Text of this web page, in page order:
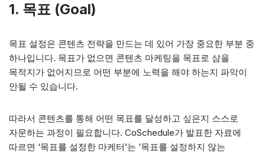
1. 목표 (Goal)
목표 설정은 콘텐츠 전략을 만드는 데 있어 가장 중요한 부분 중
하나입니다. 목표가 없으면 콘텐츠 마케팅을 목표로 삼을
목적지가 없어지므로 어떤 부분에 노력을 해야 하는지 파악이
안될 수 있습니다.
따라서 콘텐츠를 통해 어떤 목표를 달성하고 싶은지 스스로
자문하는 과정이 필요합니다. CoSchedule가 발표한 자료에
따르면 ‘목표를 설정한 마케터’는 ‘목표를 설정하지 않는